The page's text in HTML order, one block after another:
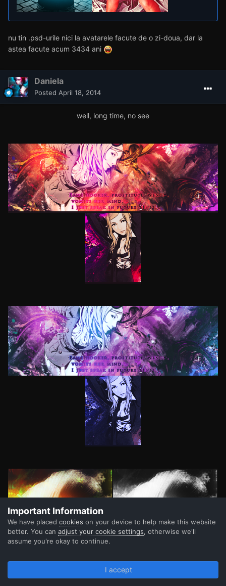
nu tin .psd-urile nici la avatarele facute de o zi-doua, dar la
astea facute acum 3434 ani
Daniela
Posted April 18, 2014
well, long time, no see
Important Information
We have placed cookies on your device to help make this website
better. You can adjust your cookie settings, otherwise we'll
assume you're okay to continue.
I accept